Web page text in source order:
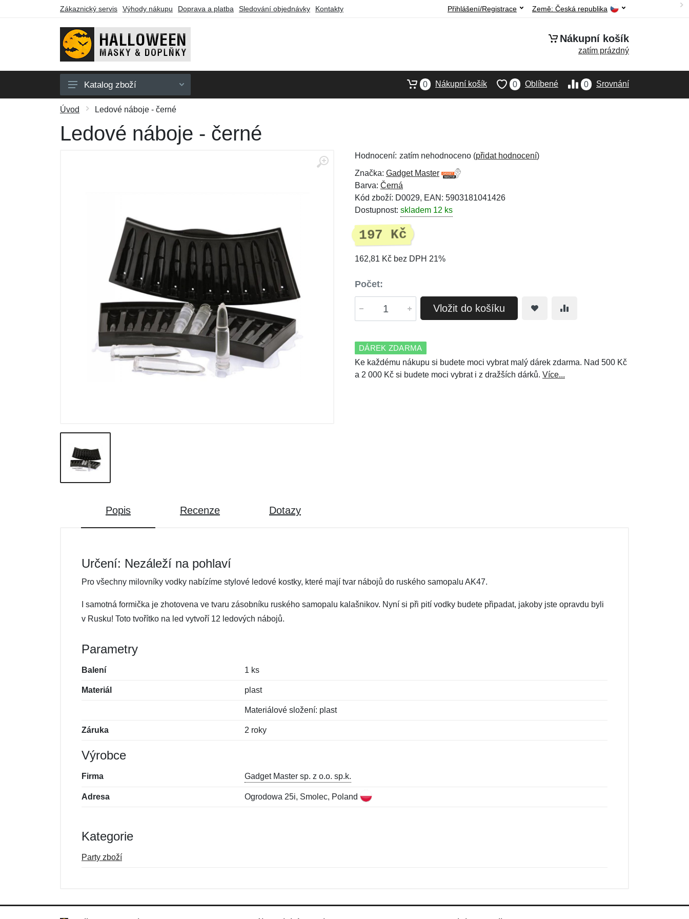
Zákaznický servis Výhody nákupu Doprava a platba Sledování objednávky Kontakty Země: Česká republika
Přihlášení/Registrace
Nákupní košík
zatím prázdný
Pánské masky
Dámské masky
Katalog zboží 0 Srovnání
0 Oblíbené
0 Nákupní košík
Úvod Ledové náboje - černé
Ledové náboje - černé
Hodnocení: zatím nehodnoceno (přidat hodnocení)
Značka: Gadget Master
Barva: Černá
Kód zboží: D0029, EAN: 5903181041426
Dostupnost: skladem 12 ks
197 Kč
162,81 Kč bez DPH 21%
Počet:
Vložit do košíku
DÁREK ZDARMA
Ke každému nákupu si budete moci vybrat malý dárek zdarma. Nad 500 Kč
a 2 000 Kč si budete moci vybrat i z dražších dárků. Více...
Popis Recenze Dotazy
Určení: Nezáleží na pohlaví
Pro všechny milovníky vodky nabízíme stylové ledové kostky, které mají tvar nábojů do ruského samopalu AK47.
I samotná formička je zhotovena ve tvaru zásobníku ruského samopalu kalašnikov. Nyní si při pití vodky budete připadat, jakoby jste opravdu byli
v Rusku! Toto tvořítko na led vytvoří 12 ledových nábojů.
Parametry
Balení 1 ks
Materiál plast
Materiálové složení: plast
Záruka 2 roky
Výrobce
Firma Gadget Master sp. z o.o. sp.k.
Adresa Ogrodowa 25i, Smolec, Poland
Kategorie
Party zboží